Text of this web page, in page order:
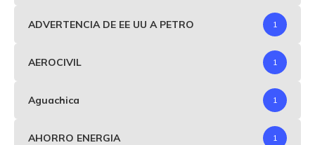
ADVERTENCIA DE EE UU A PETRO 1
AEROCIVIL 1
Aguachica 1
AHORRO ENERGIA 1